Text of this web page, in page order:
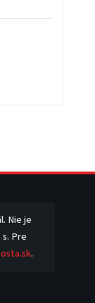
Nie je
Pre
.